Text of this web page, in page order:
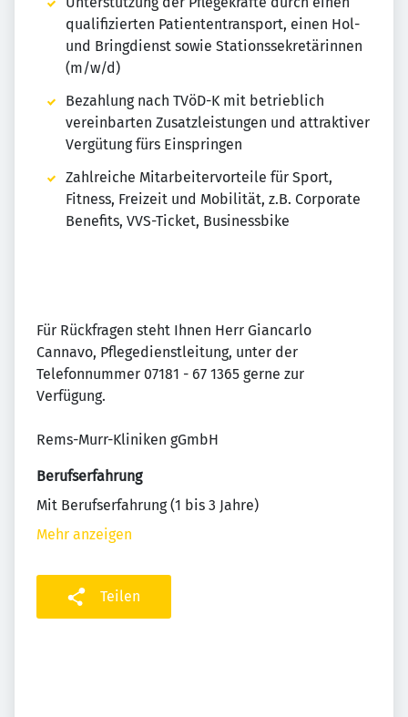
qualifizierten Patiententransport, einen Hol-
und Bringdienst sowie Stationssekretärinnen
(m/w/d)
Bezahlung nach TVöD-K mit betrieblich
vereinbarten Zusatzleistungen und attraktiver
Vergütung fürs Einspringen
Zahlreiche Mitarbeitervorteile für Sport,
Fitness, Freizeit und Mobilität, z.B. Corporate
Benefits, VVS-Ticket, Businessbike
Für Rückfragen steht Ihnen Herr Giancarlo
Cannavo, Pflegedienstleitung, unter der
Telefonnummer 07181 - 67 1365 gerne zur
Verfügung.
Rems-Murr-Kliniken gGmbH
Berufserfahrung
Mit Berufserfahrung (1 bis 3 Jahre)
Mehr anzeigen
Teilen